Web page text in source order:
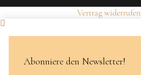
Vertrag widerrufen
Abonniere den Newsletter!